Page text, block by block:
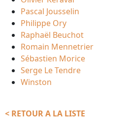
Pascal Jousselin
Philippe Ory
Raphaël Beuchot
Romain Mennetrier
Sébastien Morice
Serge Le Tendre
Winston
< RETOUR A LA LISTE